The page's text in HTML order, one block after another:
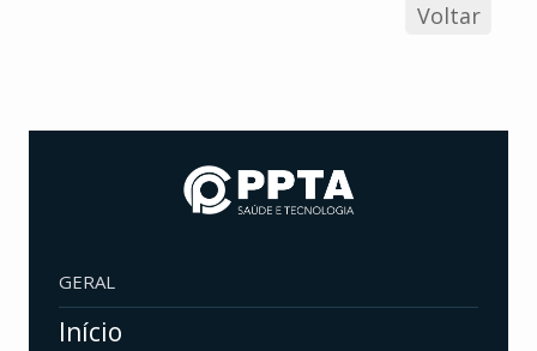
Voltar
GERAL
Início